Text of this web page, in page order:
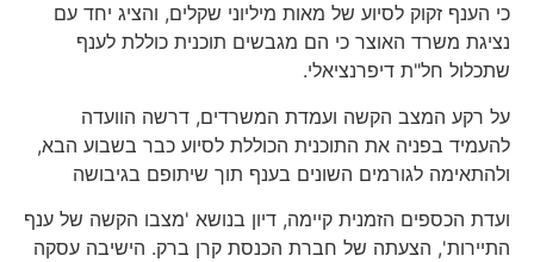
כי הענף זקוק לסיוע של מאות מיליוני שקלים, והציג יחד עם
נציגת משרד האוצר כי הם מגבשים תוכנית כוללת לענף
שתכלול חל"ת דיפרנציאלי.
על רקע המצב הקשה ועמדת המשרדים, דרשה הוועדה
להעמיד בפניה את התוכנית הכוללת לסיוע כבר בשבוע הבא,
ולהתאימה לגורמים השונים בענף תוך שיתופם בגיבושה
ועדת הכספים הזמנית קיימה, דיון בנושא 'מצבו הקשה של ענף
התיירות', הצעתה של חברת הכנסת קרן ברק. הישיבה עסקה